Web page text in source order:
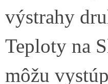
výstrahy
Teploty na
môžu